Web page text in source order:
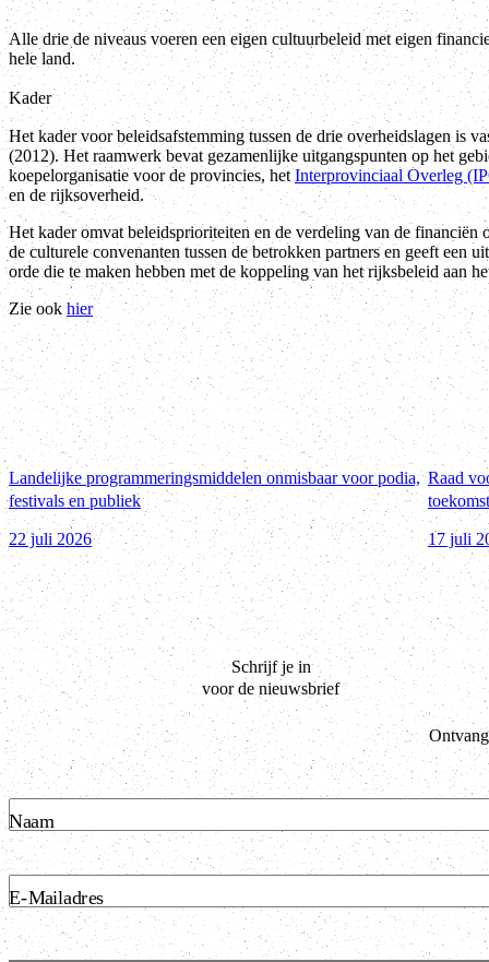
Alle drie de niveaus voeren een eigen cultuurbeleid met eigen
hele land.
Kader
Het kader voor beleidsafstemming tussen de drie overheidslagen is
(2012). Het raamwerk bevat gezamenlijke uitgangspunten op het
koepelorganisatie voor de provincies, hetInterprovinciaal Overleg
en de rijksoverheid.
Het kader omvat beleidsprioriteiten en de verdeling van de
de culturele convenanten tussen de betrokken partners en geeft een
orde die te maken hebben met de koppeling van het rijksbeleid aan
Zie ookhier
Landelijke programmeringsmiddelen onmisbaar voor podia,
festivals en publiek
22 juli 2026
Raad
17 juli
Schrijf je in
voor de nieuwsbrief
Naam
E-Mailadres